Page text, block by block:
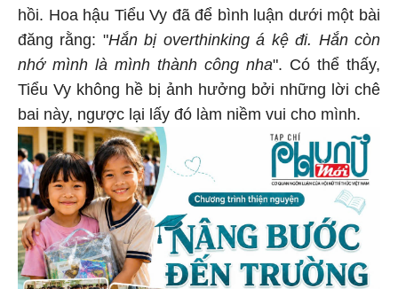
hồi. Hoa hậu Tiểu Vy đã để bình luận dưới một bài
đăng rằng: "Hắn bị overthinking á kệ đi. Hắn còn
nhớ mình là mình thành công nha". Có thể thấy,
Tiểu Vy không hề bị ảnh hưởng bởi những lời chê
bai này, ngược lại lấy đó làm niềm vui cho mình.